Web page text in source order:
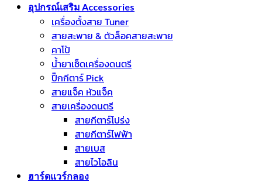
อุปกรณ์เสริม Accessories
เครื่องตั้งสาย Tuner
สายสะพาย & ตัวล็อคสายสะพาย
คาโป้
น้ำยาเช็ดเครื่องดนตรี
ปิ๊กกีตาร์ Pick
สายแจ็ค หัวแจ็ค
สายเครื่องดนตรี
สายกีตาร์โปร่ง
สายกีตาร์ไฟฟ้า
สายเบส
สายไวโอลิน
ฮาร์ดแวร์กลอง